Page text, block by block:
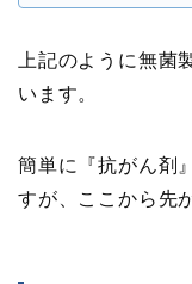
上記のように無菌
います。
簡単に『抗がん剤
すが、ここから先